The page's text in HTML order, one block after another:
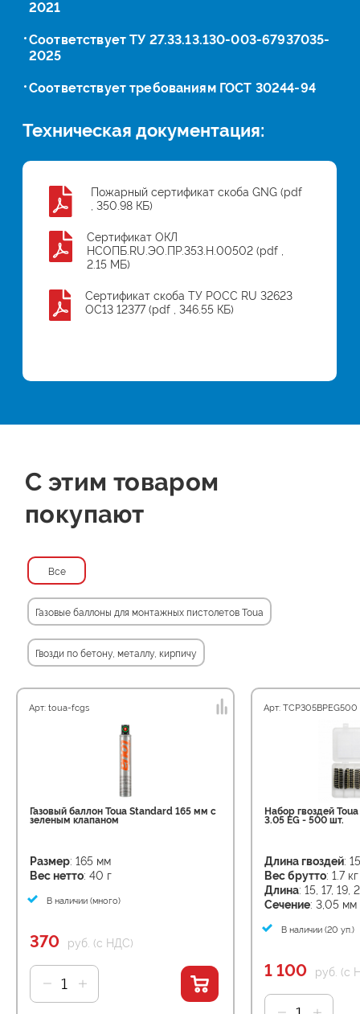
2021
Соответствует ТУ 27.33.13.130-003-67937035-
2025
Соответствует требованиям ГОСТ 30244-94
Техническая документация:
Пожарный сертификат скоба GNG (pdf
, 350.98 КБ)
Сертификат ОКЛ
НСОПБ.RU.ЭО.ПР.353.H.00502 (pdf ,
2.15 МБ)
Сертификат скоба ТУ РОСС RU 32623
ОС13 12377 (pdf , 346.55 КБ)
С этим товаром
покупают
Все
Газовые баллоны для монтажных пистолетов Toua
Гвозди по бетону, металлу, кирпичу
Арт: toua-fcgs
Газовый баллон Toua Standard 165 мм с
зеленым клапаном
Размер: 165 мм
Вес нетто: 40 г
В наличии (много)
370 руб. (с НДС)
Арт: TCP305BPEG500
Набор гвоздей Toua
3.05 EG - 500 шт.
Длина гвоздей:
Вес брутто: 1.7 кг
Длина: 15, 17, 19,
Сечение: 3,05 мм
В наличии (20 уп.)
1 100 руб. (с